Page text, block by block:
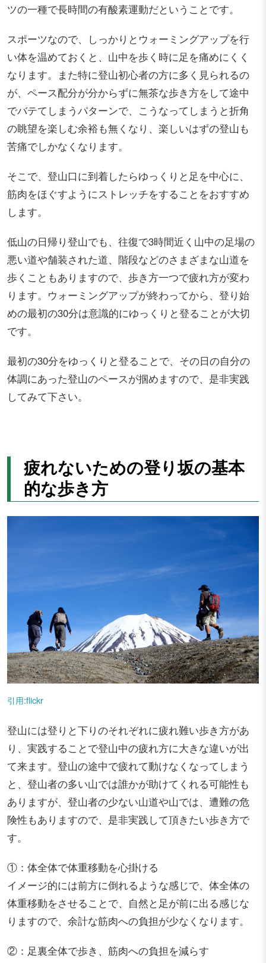
ツの一種で長時間の有酸素運動だということです。
スポーツなので、しっかりとウォーミングアップを行
い体を温めておくと、山中を歩く時に足を痛めにくく
なります。また特に登山初心者の方に多く見られるの
が、ペース配分が分からずに無茶な歩き方をして途中
でバテてしまうパターンで、こうなってしまうと折角
の眺望を楽しむ余裕も無くなり、楽しいはずの登山も
苦痛でしかなくなります。
そこで、登山口に到着したらゆっくりと足を中心に、
筋肉をほぐすようにストレッチをすることをおすすめ
します。
低山の日帰り登山でも、往復で3時間近く山中の足場の
悪い道や舗装された道、階段などのさまざまな山道を
歩くこともありますので、歩き方一つで疲れ方が変わ
ります。ウォーミングアップが終わってから、登り始
めの最初の30分は意識的にゆっくりと登ることが大切
です。
最初の30分をゆっくりと登ることで、その日の自分の
体調にあった登山のペースが掴めますので、是非実践
してみて下さい。
疲れないための登り坂の基本
的な歩き方
引用:flickr
登山には登りと下りのそれぞれに疲れ難い歩き方があ
り、実践することで登山中の疲れ方に大きな違いが出
て来ます。登山の途中で疲れて動けなくなってしまう
と、登山者の多い山では誰かが助けてくれる可能性も
ありますが、登山者の少ない山道や山では、遭難の危
険性もありますので、是非実践して頂きたい歩き方で
す。
①：体全体で体重移動を心掛ける
イメージ的には前方に倒れるような感じで、体全体の
体重移動をさせることで、自然と足が前に出る感じな
りますので、余計な筋肉への負担が少なくなります。
②：足裏全体で歩き、筋肉への負担を減らす